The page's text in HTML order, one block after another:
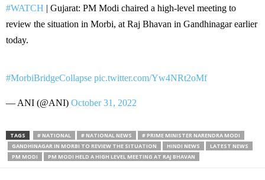
#WATCH | Gujarat: PM Modi chaired a high-level meeting to
review the situation in Morbi, at Raj Bhavan in Gandhinagar earlier
today.
#MorbiBridgeCollapse pic.twitter.com/Yw4NRt2oMf
— ANI (@ANI) October 31, 2022
TAGS # NATIONAL # NATIONAL NEWS
# PRIME MINISTER NARENDRA MODI
GANDHINAGAR IN MORBI TO REVIEW THE SITUATION
HINDI NEWS
LATEST NEWS
PM MODI
PM MODI HELD A HIGH LEVEL MEETING AT RAJ BHAVAN